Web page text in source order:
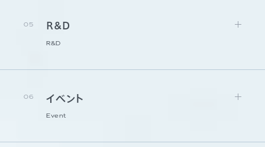
05 R&D
R&D
06 イベント
Event